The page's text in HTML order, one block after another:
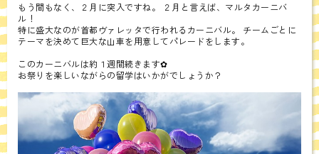
もう間もなく、２月に突入ですね。 ２月と言えば、マルタカーニバ
ル！
特に盛大なのが首都ヴァレッタで行われるカーニバル。 チームごとに
テーマを決めて巨大な山車を用意してパレードをします。
このカーニバルは約１週間続きます✿
お祭りを楽しいながらの留学はいかがでしょうか？